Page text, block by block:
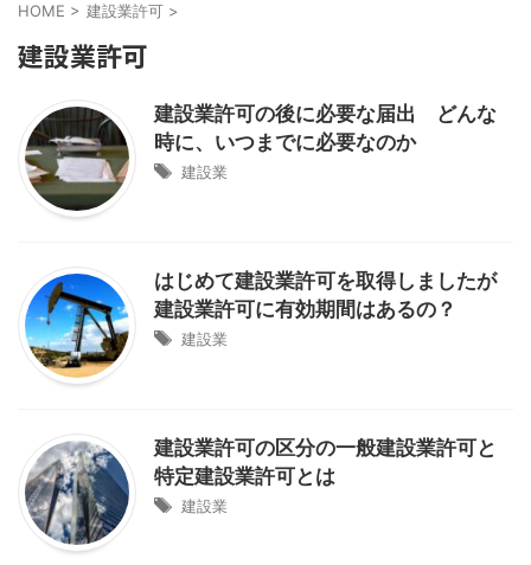
HOME > 建設業許可 >
建設業許可
建設業許可の後に必要な届出 どんな
時に、いつまでに必要なのか
建設業
はじめて建設業許可を取得しましたが
建設業許可に有効期間はあるの？
建設業
建設業許可の区分の一般建設業許可と
特定建設業許可とは
建設業